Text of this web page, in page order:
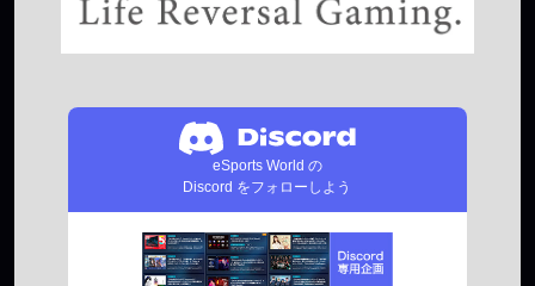
eSports World の
Discord をフォローしよう